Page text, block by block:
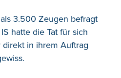
3.500 Zeugen befragt
hatte die Tat für sich
direkt in ihrem Auftrag